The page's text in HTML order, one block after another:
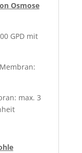
Osmose
GPD mit
max. 3